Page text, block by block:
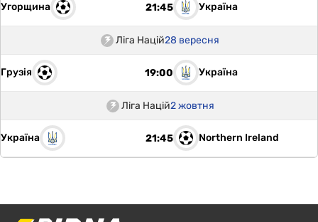
Угорщина 21:45 Україна
Ліга Націй28 вересня
Грузія 19:00 Україна
Ліга Націй2 жовтня
Україна 21:45 Northern Ireland